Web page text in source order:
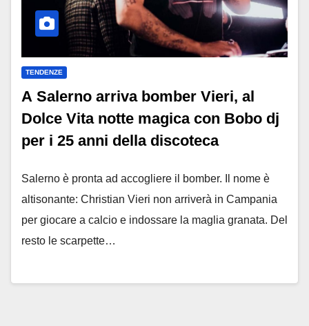
TENDENZE
A Salerno arriva bomber Vieri, al
Dolce Vita notte magica con Bobo dj
per i 25 anni della discoteca
Salerno è pronta ad accogliere il bomber. Il nome è
altisonante: Christian Vieri non arriverà in Campania
per giocare a calcio e indossare la maglia granata. Del
resto le scarpette…